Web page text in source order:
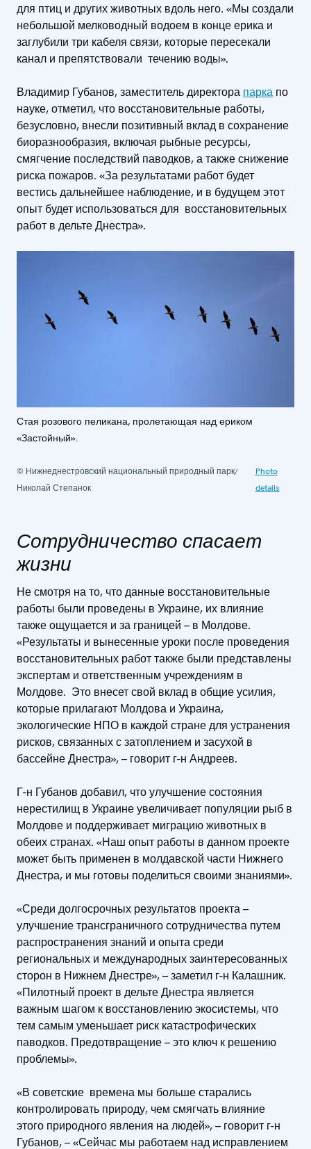
для птиц и других животных вдоль него. «Мы создали
небольшой мелководный водоем в конце ерика и
заглубили три кабеля связи, которые пересекали
канал и препятствовали течению воды».
Владимир Губанов, заместитель директора парка по
науке, отметил, что восстановительные работы,
безусловно, внесли позитивный вклад в сохранение
биоразнообразия, включая рыбные ресурсы,
смягчение последствий паводков, а также снижение
риска пожаров. «За результатами работ будет
вестись дальнейшее наблюдение, и в будущем этот
опыт будет использоваться для восстановительных
работ в дельте Днестра».
Стая розового пеликана, пролетающая над ериком
«Застойный».
© Нижнеднестровский национальный природный парк/
Николай Степанок
Photo
details
Сотрудничество спасает
жизни
Не смотря на то, что данные восстановительные
работы были проведены в Украине, их влияние
также ощущается и за границей – в Молдове.
«Результаты и вынесенные уроки после проведения
восстановительных работ также были представлены
экспертам и ответственным учреждениям в
Молдове. Это внесет свой вклад в общие усилия,
которые прилагают Молдова и Украина,
экологические НПО в каждой стране для устранения
рисков, связанных с затоплением и засухой в
бассейне Днестра», – говорит г-н Андреев.
Г-н Губанов добавил, что улучшение состояния
нерестилищ в Украине увеличивает популяции рыб в
Молдове и поддерживает миграцию животных в
обеих странах. «Наш опыт работы в данном проекте
может быть применен в молдавской части Нижнего
Днестра, и мы готовы поделиться своими знаниями».
«Среди долгосрочных результатов проекта –
улучшение трансграничного сотрудничества путем
распространения знаний и опыта среди
региональных и международных заинтересованных
сторон в Нижнем Днестре», – заметил г-н Калашник.
«Пилотный проект в дельте Днестра является
важным шагом к восстановлению экосистемы, что
тем самым уменьшает риск катастрофических
паводков. Предотвращение – это ключ к решению
проблемы».
«В советские времена мы больше старались
контролировать природу, чем смягчать влияние
этого природного явления на людей», – говорит г-н
Губанов, – «Сейчас мы работаем над исправлением